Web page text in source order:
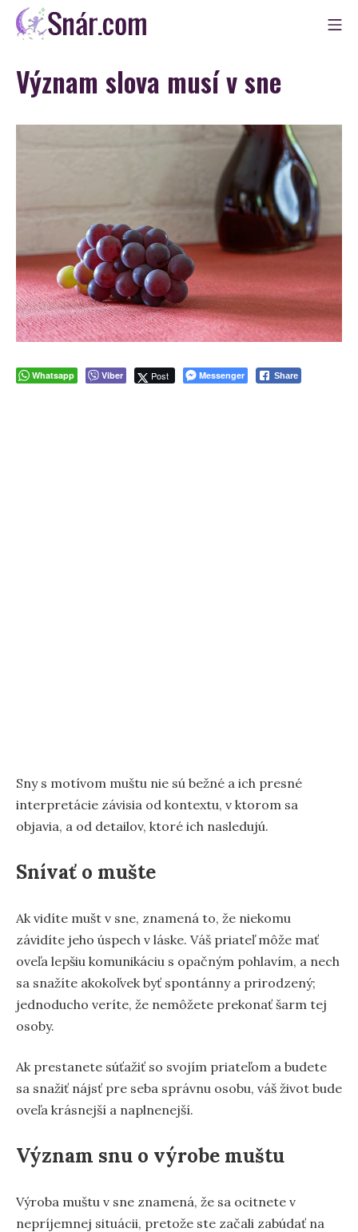
Skip
Snár
Význam slova musí v sne
Whatsapp Viber Post Messenger Share
Sny s motívom muštu nie sú bežné a ich presné
interpretácie závisia od kontextu, v ktorom sa
objavia, a od detailov, ktoré ich nasledujú.
Snívať o mušte
Ak vidíte mušt v sne, znamená to, že niekomu
závidíte jeho úspech v láske. Váš priateľ môže mať
oveľa lepšiu komunikáciu s opačným pohlavím, a nech
sa snažíte akokoľvek byť spontánny a prirodzený;
jednoducho veríte, že nemôžete prekonať šarm tej
osoby.
Ak prestanete súťažiť so svojím priateľom a budete
sa snažiť nájsť pre seba správnu osobu, váš život bude
oveľa krásnejší a naplnenejší.
Význam snu o výrobe muštu
Výroba muštu v sne znamená, že sa ocitnete v
nepríjemnej situácii, pretože ste začali zabúdať na